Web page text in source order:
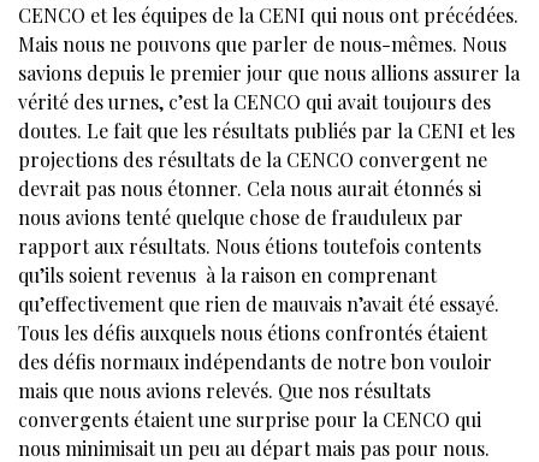
CENCO et les équipes de la CENI qui nous ont précédées.
Mais nous ne pouvons que parler de nous-mêmes. Nous
savions depuis le premier jour que nous allions assurer la
vérité des urnes, c’est la CENCO qui avait toujours des
doutes. Le fait que les résultats publiés par la CENI et les
projections des résultats de la CENCO convergent ne
devrait pas nous étonner. Cela nous aurait étonnés si
nous avions tenté quelque chose de frauduleux par
rapport aux résultats. Nous étions toutefois contents
qu’ils soient revenus à la raison en comprenant
qu’effectivement que rien de mauvais n’avait été essayé.
Tous les défis auxquels nous étions confrontés étaient
des défis normaux indépendants de notre bon vouloir
mais que nous avions relevés. Que nos résultats
convergents étaient une surprise pour la CENCO qui
nous minimisait un peu au départ mais pas pour nous.